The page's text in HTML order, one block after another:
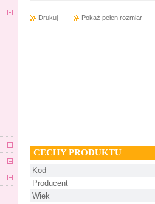
Drukuj Pokaż pełen rozmiar
CECHY PRODUKTU
Kod
Producent
Wiek